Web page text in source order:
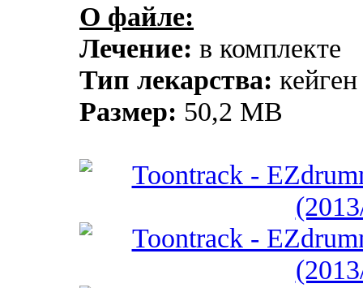
О файле:
Лечение: в комплекте
Тип лекарства: кейген
Размер: 50,2 MB